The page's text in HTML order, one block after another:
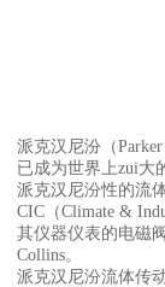
派克汉尼汾（
已成为世界上zui大
派克汉尼汾性的流
CIC（Climate &
其仪器仪表的电磁
Collins。
派克汉尼汾流体传